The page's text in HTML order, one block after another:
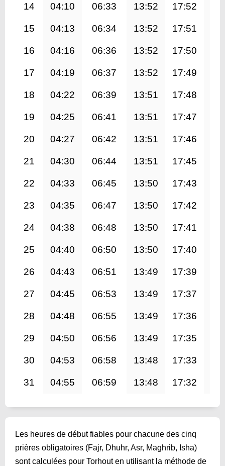
14 04:10 06:33 13:52 17:52
15 04:13 06:34 13:52 17:51
16 04:16 06:36 13:52 17:50
17 04:19 06:37 13:52 17:49
18 04:22 06:39 13:51 17:48
19 04:25 06:41 13:51 17:47
20 04:27 06:42 13:51 17:46
21 04:30 06:44 13:51 17:45
22 04:33 06:45 13:50 17:43
23 04:35 06:47 13:50 17:42
24 04:38 06:48 13:50 17:41
25 04:40 06:50 13:50 17:40
26 04:43 06:51 13:49 17:39
27 04:45 06:53 13:49 17:37
28 04:48 06:55 13:49 17:36
29 04:50 06:56 13:49 17:35
30 04:53 06:58 13:48 17:33
31 04:55 06:59 13:48 17:32
Les heures de début fiables pour chacune des cinq
prières obligatoires (Fajr, Dhuhr, Asr, Maghrib, Isha)
sont calculées pour Torhout en utilisant la méthode de